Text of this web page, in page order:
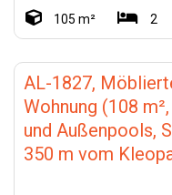
105 m² 2
AL-1827,
Wohnung (108
und Außenpools,
350 m vom